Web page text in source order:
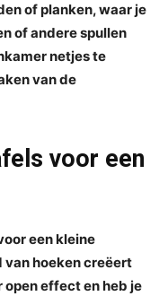
of planken, waar je
of andere spullen
netjes te
van de
voor een
een kleine
van hoeken creëert
open effect en heb je